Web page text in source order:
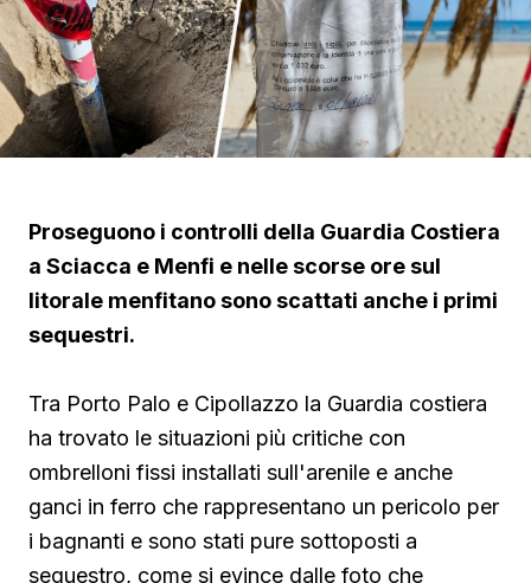
Proseguono i controlli della Guardia Costiera
a Sciacca e Menfi e nelle scorse ore sul
litorale menfitano sono scattati anche i primi
sequestri.
Tra Porto Palo e Cipollazzo la Guardia costiera
ha trovato le situazioni più critiche con
ombrelloni fissi installati sull'arenile e anche
ganci in ferro che rappresentano un pericolo per
i bagnanti e sono stati pure sottoposti a
sequestro, come si evince dalle foto che